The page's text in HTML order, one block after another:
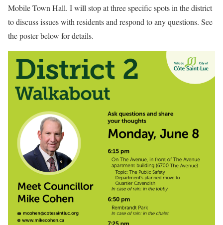
Mobile Town Hall. I will stop at three specific spots in the district
to discuss issues with residents and respond to any questions. See
the poster below for details.